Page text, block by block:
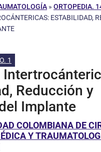
» ORTOPEDIA.
ESTABILIDAD,
1
Reducción y
Implante
COLOMBIANA DE
Y